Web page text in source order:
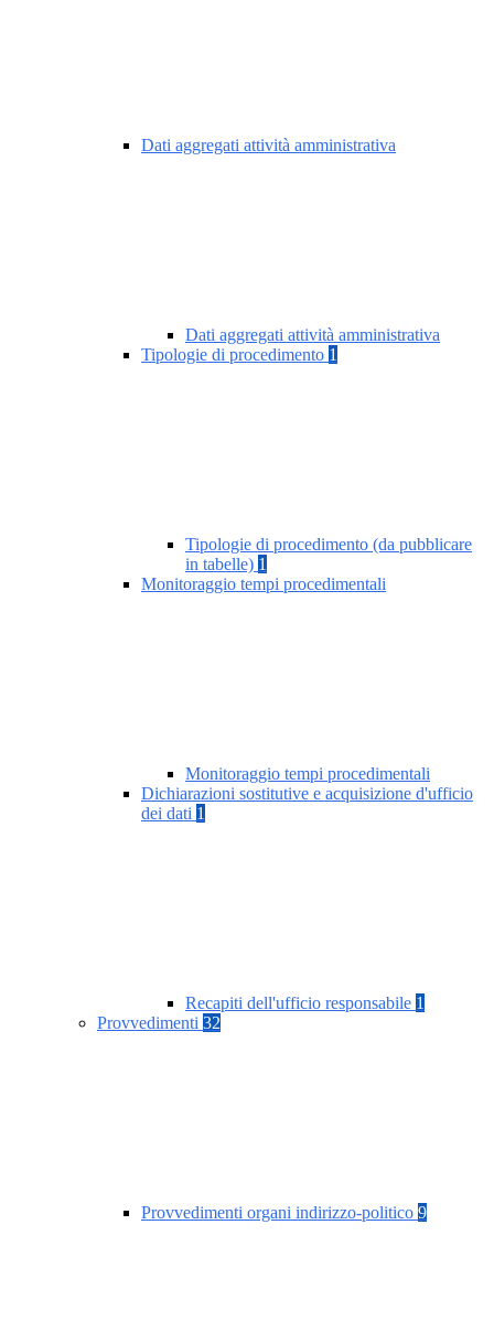
Dati aggregati attività amministrativa
Dati aggregati attività amministrativa
Tipologie di procedimento 1
Tipologie di procedimento (da pubblicare
in tabelle) 1
Monitoraggio tempi procedimentali
Monitoraggio tempi procedimentali
Dichiarazioni sostitutive e acquisizione d'ufficio
dei dati 1
Recapiti dell'ufficio responsabile 1
Provvedimenti 32
Provvedimenti organi indirizzo-politico 9